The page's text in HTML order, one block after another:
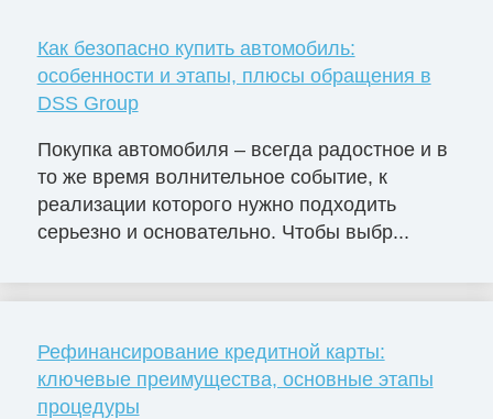
Как безопасно купить автомобиль:
особенности и этапы, плюсы обращения в
DSS Group
Покупка автомобиля – всегда радостное и в
то же время волнительное событие, к
реализации которого нужно подходить
серьезно и основательно. Чтобы выбр...
Рефинансирование кредитной карты:
ключевые преимущества, основные этапы
процедуры